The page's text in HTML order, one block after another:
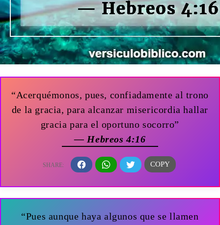
“Acerquémonos, pues, confiadamente al trono
de la gracia, para alcanzar misericordia hallar
gracia para el oportuno socorro”
— Hebreos 4:16
“Pues aunque haya algunos que se llamen